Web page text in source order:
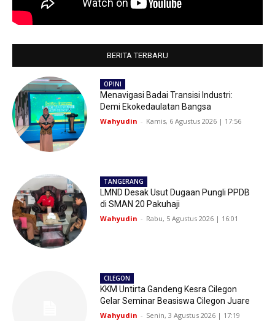
BERITA TERBARU
OPINI
Menavigasi Badai Transisi Industri:
Demi Ekokedaulatan Bangsa
Wahyudin - Kamis, 6 Agustus 2026 | 17:56
TANGERANG
LMND Desak Usut Dugaan Pungli PPDB
di SMAN 20 Pakuhaji
Wahyudin - Rabu, 5 Agustus 2026 | 16:01
CILEGON
KKM Untirta Gandeng Kesra Cilegon
Gelar Seminar Beasiswa Cilegon Juare
Wahyudin - Senin, 3 Agustus 2026 | 17:19